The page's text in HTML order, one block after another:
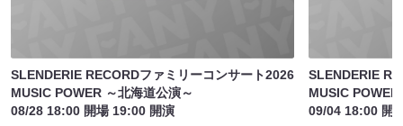
SLENDERIE RECORDファミリーコンサート2026
MUSIC POWER ～北海道公演～
08/28 18:00 開場 19:00 開演
SLENDERIE
MUSIC
09/04 18:00 開